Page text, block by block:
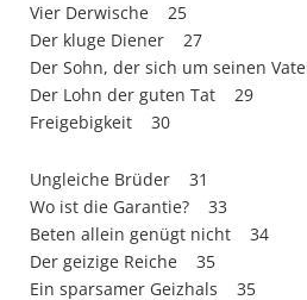
Vier Derwische 25
Der kluge Diener 27
Der Sohn, der sich um seinen
Der Lohn der guten Tat 29
Freigebigkeit 30
Ungleiche Brüder 31
Wo ist die Garantie? 33
Beten allein genügt nicht 34
Der geizige Reiche 35
Ein sparsamer Geizhals 35